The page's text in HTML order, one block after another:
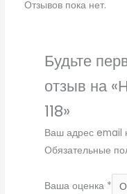
Отзывов пока нет.
Будьте
отзыв на
118»
Ваш адрес email
Обязательные
Ваша оценка *